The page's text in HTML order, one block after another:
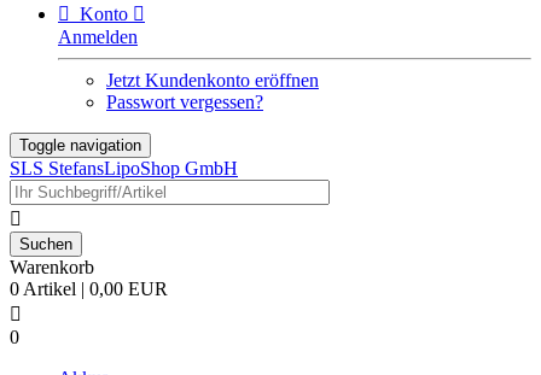
 Konto 
Anmelden
Jetzt Kundenkonto eröffnen
Passwort vergessen?
Toggle navigation
SLS StefansLipoShop GmbH

Warenkorb
0 Artikel | 0,00 EUR

0